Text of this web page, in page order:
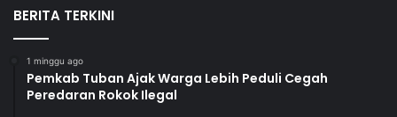
BERITA TERKINI
1 minggu ago
Pemkab Tuban Ajak Warga Lebih Peduli Cegah
Peredaran Rokok Ilegal